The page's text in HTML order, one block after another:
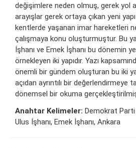
değişimlere neden olmuş, gerek yol
arayışlar gerek ortaya çıkan yeni
kentlerde yaşanan imar hareketleri
çalışmaya konu oluşturmuştur. Bu
İşhanı ve Emek İşhanı bu dönemin
örnekleyen iki yapıdır. Yazı
önemli bir gündem oluşturan bu iki
açıdan ayrıntılı bir değerlendirmeye
dönemsel bir okuma
Anahtar Kelimeler: Demokrat Parti
Ulus İşhanı, Emek İşhanı, Ankara